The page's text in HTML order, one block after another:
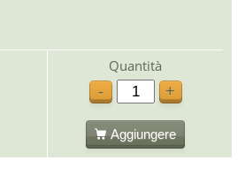
Quantità
-
+
Aggiungere